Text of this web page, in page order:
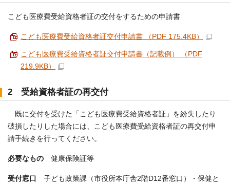
こども医療費受給資格者証の交付をするための申請書
こども医療費受給資格者証交付申請書 （PDF 175.4KB）
こども医療費受給資格者証交付申請書（記載例） （PDF
219.9KB）
2 受給資格者証の再交付
既に交付を受けた「こども医療費受給資格者証」を紛失したり
破損したりした場合には、こども医療費受給資格者証の再交付申
請手続きを行ってください。
必要なもの 健康保険証等
受付窓口 子ども政策課（市役所本庁舎2階D12番窓口）・保健と